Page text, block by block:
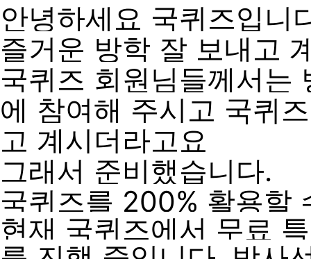
안녕하세요 국퀴즈입니
즐거운 방학 잘 보내고
국퀴즈 회원님들께서는
에 참여해 주시고 국퀴즈
고 계시더라고요
그래서 준비했습니다.
국퀴즈를 200% 활용할
현재 국퀴즈에서 무료